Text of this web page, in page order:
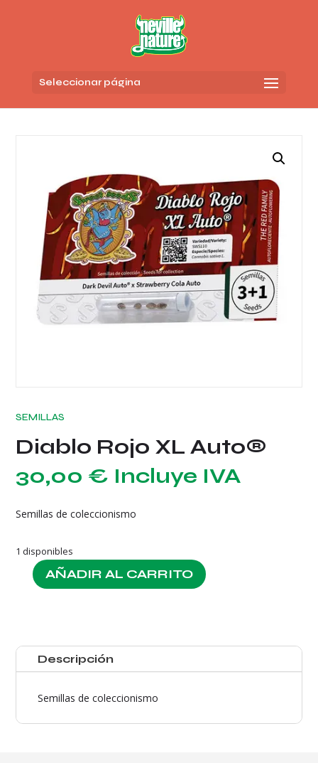
Seleccionar página
SEMILLAS
Diablo Rojo XL Auto®
30,00 € Incluye IVA
Semillas de coleccionismo
1 disponibles
Diablo
cantidad
AÑADIR AL CARRITO
Descripción
Semillas de coleccionismo